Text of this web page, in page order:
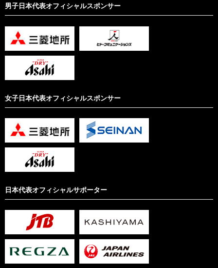
男子日本代表オフィシャルスポンサー
女子日本代表オフィシャルスポンサー
日本代表オフィシャルサポーター